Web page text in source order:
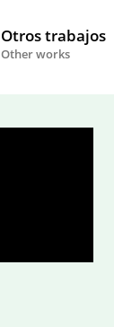
Otros trabajos
Other works